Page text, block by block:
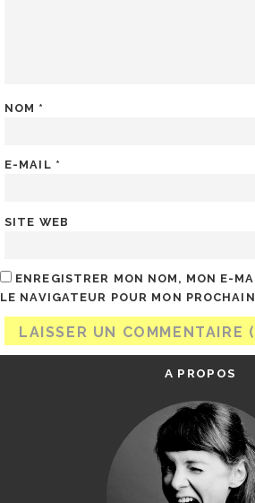
NOM *
E-MAIL *
SITE WEB
ENREGISTRER MON NOM, MON E-
LE NAVIGATEUR POUR MON
A PROPOS